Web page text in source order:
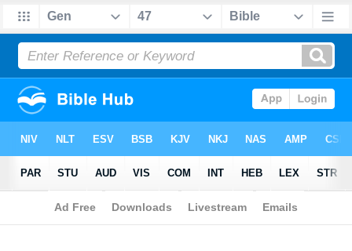
Biblia>Russian koi8r > Genesis 47